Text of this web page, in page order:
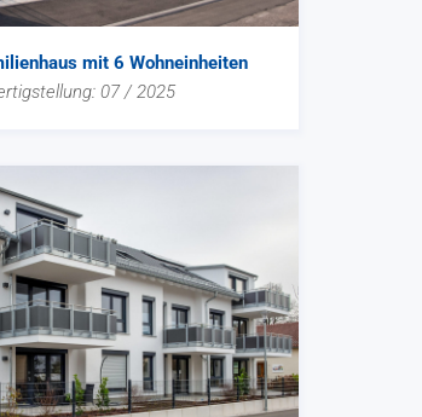
mit 6 Wohneinheiten
07 / 2025